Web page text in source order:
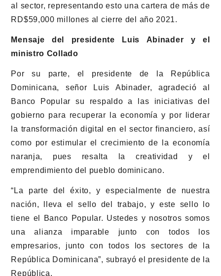
al sector, representando esto una cartera de más de
RD$59,000 millones al cierre del año 2021.
Mensaje del presidente Luis Abinader y el
ministro Collado
Por su parte, el presidente de la República
Dominicana, señor Luis Abinader, agradeció al
Banco Popular su respaldo a las iniciativas del
gobierno para recuperar la economía y por liderar
la transformación digital en el sector financiero, así
como por estimular el crecimiento de la economía
naranja, pues resalta la creatividad y el
emprendimiento del pueblo dominicano.
“La parte del éxito, y especialmente de nuestra
nación, lleva el sello del trabajo, y este sello lo
tiene el Banco Popular. Ustedes y nosotros somos
una alianza imparable junto con todos los
empresarios, junto con todos los sectores de la
República Dominicana”, subrayó el presidente de la
República.